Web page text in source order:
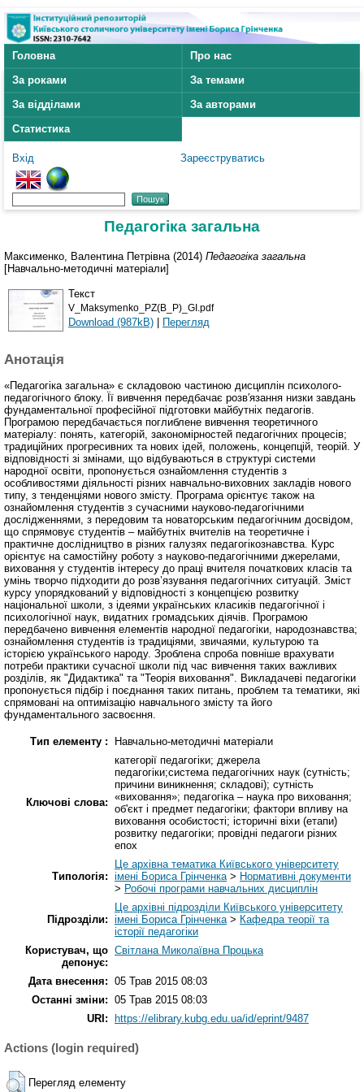
Головна
Про нас
За роками
За темами
За відділами
За авторами
Статистика
Вхід Зареєструватись
Педагогіка загальна
Максименко, Валентина Петрівна (2014) Педагогіка загальна
[Навчально-методичні матеріали]
Текст
V_Maksymenko_PZ(B_P)_GI.pdf
Download (987kB) | Перегляд
Анотація
«Педагогіка загальна» є складовою частиною дисциплін психолого-
педагогічного блоку. Її вивчення передбачає розв′язання низки завдань
фундаментальної професійної підготовки майбутніх педагогів.
Програмою передбачається поглиблене вивчення теоретичного
матеріалу: понять, категорій, закономірностей педагогічних процесів;
традиційних прогресивних та нових ідей, положень, концепцій, теорій. У
відповідності зі змінами, що відбуваються в структурі системи
народної освіти, пропонується ознайомлення студентів з
особливостями діяльності різних навчально-виховних закладів нового
типу, з тенденціями нового змісту. Програма орієнтує також на
ознайомлення студентів з сучасними науково-педагогічними
дослідженнями, з передовим та новаторським педагогічним досвідом,
що спрямовує студентів – майбутніх вчителів на теоретичне і
практичне дослідництво в різних галузях педагогікознавства. Курс
орієнтує на самостійну роботу з науково-педагогічними джерелами,
виховання у студентів інтересу до праці вчителя початкових класів та
умінь творчо підходити до розв’язування педагогічних ситуацій. Зміст
курсу упорядкований у відповідності з концепцією розвитку
національної школи, з ідеями українських класиків педагогічної і
психологічної наук, видатних громадських діячів. Програмою
передбачено вивчення елементів народної педагогіки, народознавства;
ознайомлення студентів із традиціями, звичаями, культурою та
історією українського народу. Зроблена спроба повніше врахувати
потреби практики сучасної школи під час вивчення таких важливих
розділів, як "Дидактика" та "Теорія виховання". Викладачеві педагогіки
пропонується підбір і поєднання таких питань, проблем та тематики, які
спрямовані на оптимізацію навчального змісту та його
фундаментального засвоєння.
Тип елементу : Навчально-методичні матеріали
Ключові слова:
категорії педагогіки; джерела
педагогіки;система педагогічних наук (сутність;
причини виникнення; складові); сутність
«виховання»; педагогіка – наука про виховання;
об'єкт і предмет педагогіки; фактори впливу на
виховання особистості; історичні віхи (етапи)
розвитку педагогіки; провідні педагоги різних
епох
Типологія:
Це архівна тематика Київського університету
імені Бориса Грінченка> Нормативні документи
> Робочі програми навчальних дисциплін
Підрозділи:
Це архівні підрозділи Київського університету
імені Бориса Грінченка> Кафедра теорії та
історії педагогіки
Користувач, що
депонує:
Світлана Миколаївна Процька
Дата внесення: 05 Трав 2015 08:03
Останні зміни: 05 Трав 2015 08:03
URI:
https://elibrary.kubg.edu.ua/id/eprint/9487
Actions (login required)
Перегляд елементу